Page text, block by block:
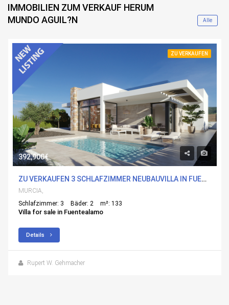
IMMOBILIEN ZUM VERKAUF HERUM
MUNDO AGUIL?N
Alle
ZU VERKAUFEN
392,900€
ZU VERKAUFEN 3 SCHLAFZIMMER NEUBAUVILLA IN FUENTEALAMO, MURCIA
MURCIA,
Schlafzimmer: 3
Bäder: 2 m²: 133
Villa for sale in Fuentealamo
Details
Rupert W. Gehmacher